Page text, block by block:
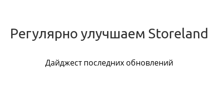
Регулярно улучшаем Storeland
Дайджест последних обновлений